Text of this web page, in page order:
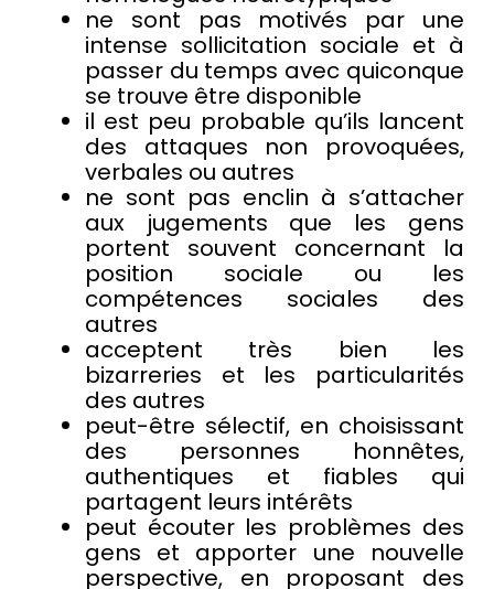
ne sont pas motivés par une
intense sollicitation sociale et à
passer du temps avec quiconque
se trouve être disponible
il est peu probable qu’ils lancent
des attaques non provoquées,
verbales ou autres
ne sont pas enclin à s’attacher
aux jugements que les gens
portent souvent concernant la
position sociale ou les
compétences sociales des
autres
acceptent très bien les
bizarreries et les particularités
des autres
peut-être sélectif, en choisissant
des personnes honnêtes,
authentiques et fiables qui
partagent leurs intérêts
peut écouter les problèmes des
gens et apporter une nouvelle
perspective, en proposant des